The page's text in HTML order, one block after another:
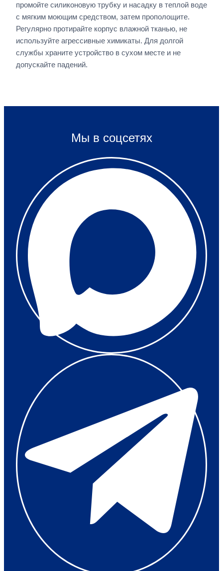
промойте силиконовую трубку и насадку в теплой воде
с мягким моющим средством, затем прополощите.
Регулярно протирайте корпус влажной тканью, не
используйте агрессивные химикаты. Для долгой
службы храните устройство в сухом месте и не
допускайте падений.
Мы в соцсетях